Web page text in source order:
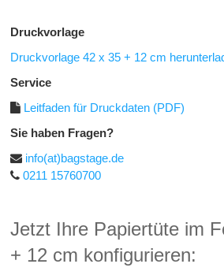
Druckvorlage
Druckvorlage 42 x 35 + 12 cm
Service
Leitfaden für Druckdaten (PDF)
Sie haben Fragen?
info(at)bagstage.de
0211 15760700
Jetzt Ihre Papiertüte im
+ 12 cm konfigurieren: